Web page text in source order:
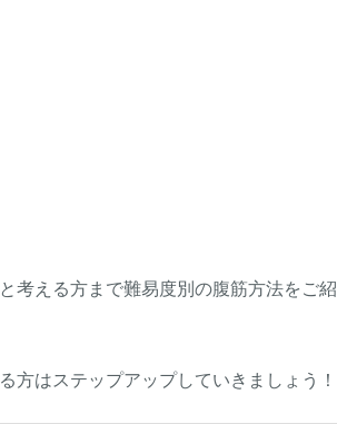
考える方まで難易度別の腹筋方法をご紹
方はステップアップしていきましょう！